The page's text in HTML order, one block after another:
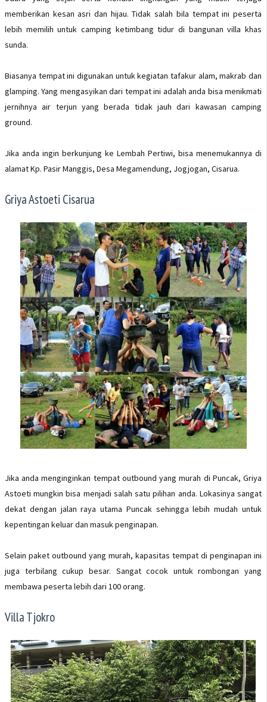
memberikan kesan asri dan hijau. Tidak salah bila tempat ini peserta
lebih memilih untuk camping ketimbang tidur di bangunan villa khas
sunda.
Biasanya tempat ini digunakan untuk kegiatan tafakur alam, makrab dan
glamping. Yang mengasyikan dari tempat ini adalah anda bisa menikmati
jernihnya air terjun yang berada tidak jauh dari kawasan camping
ground.
Jika anda ingin berkunjung ke Lembah Pertiwi, bisa menemukannya di
alamat Kp. Pasir Manggis, Desa Megamendung, Jogjogan, Cisarua.
Griya Astoeti Cisarua
Jika anda menginginkan tempat outbound yang murah di Puncak, Griya
Astoeti mungkin bisa menjadi salah satu pilihan anda. Lokasinya sangat
dekat dengan jalan raya utama Puncak sehingga lebih mudah untuk
kepentingan keluar dan masuk penginapan.
Selain paket outbound yang murah, kapasitas tempat di penginapan ini
juga terbilang cukup besar. Sangat cocok untuk rombongan yang
membawa peserta lebih dari 100 orang.
Villa Tjokro